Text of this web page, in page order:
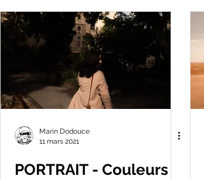
Marin Dodouce
11 mars 2021
PORTRAIT - Couleurs